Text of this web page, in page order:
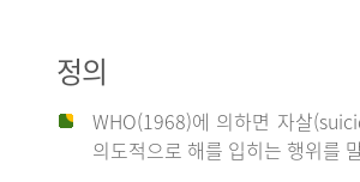
정의
WHO(1968)에 의하면 자살
의도적으로 해를 입히는 행위를